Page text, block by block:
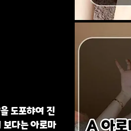
도포햐여 진
다는 아로마